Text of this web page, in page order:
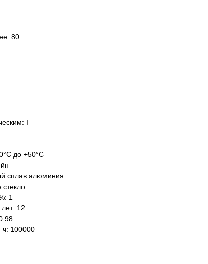
80
I
до +50°C
сплав алюминия
1
12
ч: 100000